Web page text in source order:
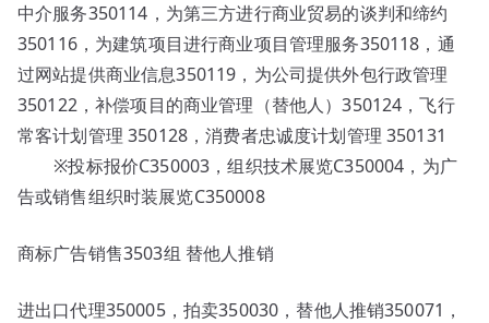
中介服务350114，为第三方进行商业贸易的谈判和缔约
350116，为建筑项目进行商业项目管理服务350118，通
过网站提供商业信息350119，为公司提供外包行政管理
350122，补偿项目的商业管理（替他人）350124，飞行
常客计划管理 350128，消费者忠诚度计划管理 350131
※投标报价C350003，组织技术展览C350004，为广
告或销售组织时装展览C350008
商标广告销售3503组 替他人推销
进出口代理350005，拍卖350030，替他人推销350071，